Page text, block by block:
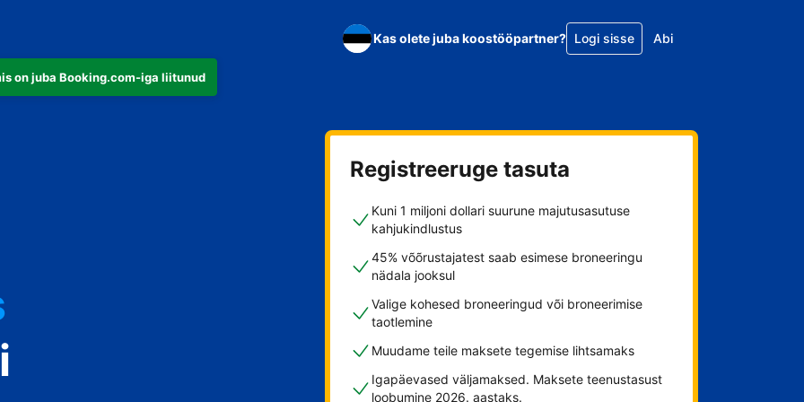
on juba Booking.com-iga liitunud
Kas olete juba koostööpartner? Logi sisse Abi
Registreeruge tasuta
Kuni 1 miljoni dollari suurune majutusasutuse
kahjukindlustus
45% võõrustajatest saab esimese broneeringu
nädala jooksul
Valige kohesed broneeringud või broneerimise
taotlemine
Muudame teile maksete tegemise lihtsamaks
Igapäevased väljamaksed. Maksete teenustasust
loobumine 2026. aastaks.